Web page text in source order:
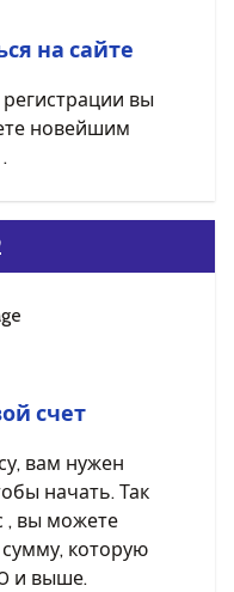
на сайте
вы
новейшим
счет
вам нужен
начать. Так
, вы можете
которую
и выше.